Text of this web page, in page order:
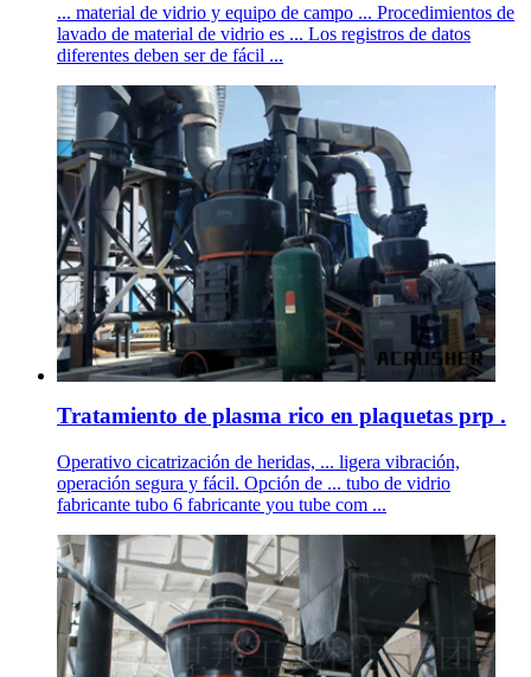
... material de vidrio y equipo de campo ... Procedimientos de
lavado de material de vidrio es ... Los registros de datos
diferentes deben ser de fácil ...
Tratamiento de plasma rico en plaquetas prp .
Operativo cicatrización de heridas, ... ligera vibración,
operación segura y fácil. Opción de ... tubo de vidrio
fabricante tubo 6 fabricante you tube com ...